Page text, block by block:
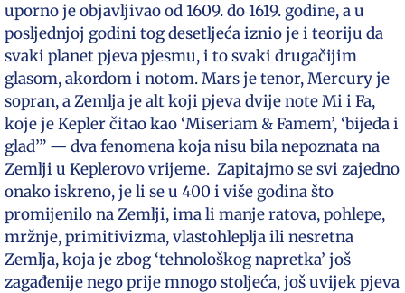
uporno je objavljivao od 1609. do 1619. godine, a u
posljednjoj godini tog desetljeća iznio je i teoriju da
svaki planet pjeva pjesmu, i to svaki drugačijim
glasom, akordom i notom. Mars je tenor, Mercury je
sopran, a Zemlja je alt koji pjeva dvije note Mi i Fa,
koje je Kepler čitao kao ‘Miseriam & Famem’, ‘bijeda i
glad’” — dva fenomena koja nisu bila nepoznata na
Zemlji u Keplerovo vrijeme. Zapitajmo se svi zajedno
onako iskreno, je li se u 400 i više godina što
promijenilo na Zemlji, ima li manje ratova, pohlepe,
mržnje, primitivizma, vlastohleplja ili nesretna
Zemlja, koja je zbog ‘tehnološkog napretka’ još
zagađenije nego prije mnogo stoljeća, još uvijek pjeva